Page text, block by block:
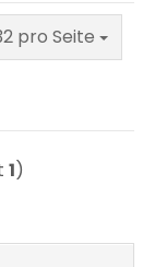
pro Seite
Seite
1)